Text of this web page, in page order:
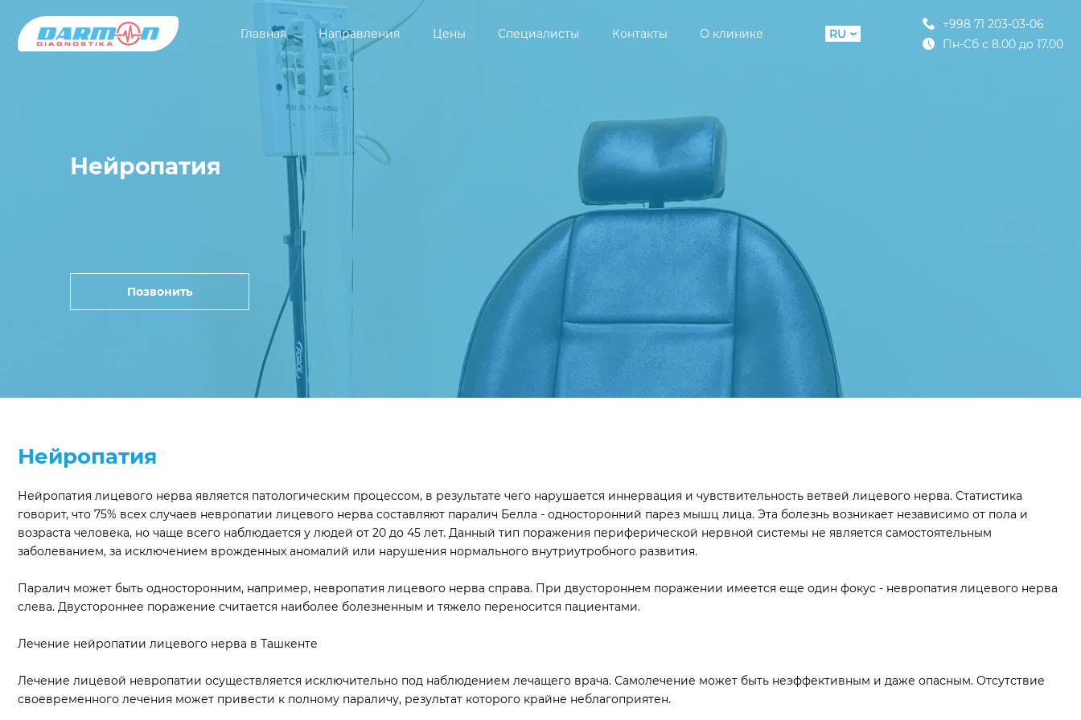
Главная Направления Цены Специалисты Контакты О клинике
RU
+998 71 203-03-06
Пн-Сб с 8.00 до 17.00
Нейропатия
Позвонить
Нейропатия
Нейропатия лицевого нерва является патологическим процессом, в результате чего нарушается иннервация и чувствительность ветвей лицевого нерва. Статистика
говорит, что 75% всех случаев невропатии лицевого нерва составляют паралич Белла - односторонний парез мышц лица. Эта болезнь возникает независимо от пола и
возраста человека, но чаще всего наблюдается у людей от 20 до 45 лет. Данный тип поражения периферической нервной системы не является самостоятельным
заболеванием, за исключением врожденных аномалий или нарушения нормального внутриутробного развития.
Паралич может быть односторонним, например, невропатия лицевого нерва справа. При двустороннем поражении имеется еще один фокус - невропатия лицевого нерва
слева. Двустороннее поражение считается наиболее болезненным и тяжело переносится пациентами.
Лечение нейропатии лицевого нерва в Ташкенте
Лечение лицевой невропатии осуществляется исключительно под наблюдением лечащего врача. Самолечение может быть неэффективным и даже опасным. Отсутствие
своевременного лечения может привести к полному параличу, результат которого крайне неблагоприятен.